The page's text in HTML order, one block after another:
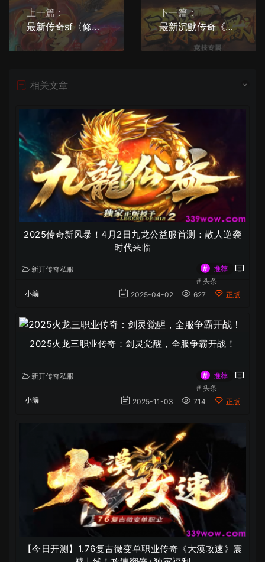
上一篇：
最新传奇sf〈修罗王〉上手实测：全图爆装不设坑，散人玩家的春天来了
下一篇：
最新沉默传奇《三源沉默》今日开区！良心白服，万物靠打无门槛
相关文章
2025传奇新风暴！4月2日九龙公益服首测：散人逆袭
时代来临
新开传奇私服 #
推荐
# 头条
小编
2025-04-02 627 正版
2025火龙三职业传奇：剑灵觉醒，全服争霸开战！
新开传奇私服 #
推荐
# 头条
小编
2025-11-03 714 正版
【今日开测】1.76复古微变单职业传奇《大漠攻速》震